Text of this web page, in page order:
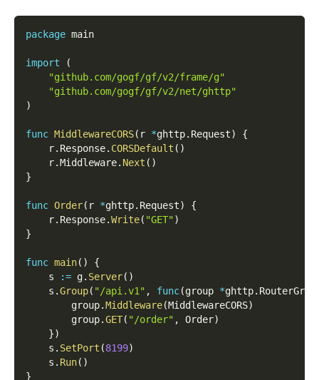
package main
import
(
"github.com/gogf/gf/v2/frame/g"
"github.com/gogf/gf/v2/net/ghttp"
)
func MiddlewareCORS( r *ghttp. Request)
{
    r
. Response. CORSDefault ( )
    r
.Middleware. Next ( )
}
func Order( r *ghttp. Request)
{
    r
. Response.Write( "GET")
}
func main( )
{
    s
:= g. Server( )
    s
.Group( "/api.v1" , func(group *ghttp.
        group
.Middleware(MiddlewareCORS)
        group
.GET( "/order" , Order)
})
    s
. SetPort (8199)
    s
. Run( )
}